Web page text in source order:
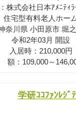
株式会社日本ｱﾒﾆﾃｨ
住宅型有料老人ホー
奈川県 小田原市 堀
令和2年03月 開設
入居時：210,000円
額：109,000～
学研ｺｺﾌｧﾝﾚｼﾞ